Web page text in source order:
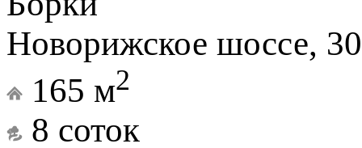
Новорижское шоссе,
165 м2
8 соток